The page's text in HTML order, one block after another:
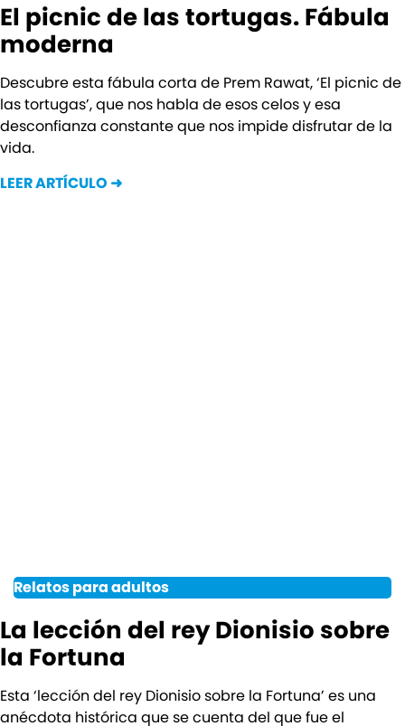
El picnic de las tortugas. Fábula
moderna
Descubre esta fábula corta de Prem Rawat, ‘El picnic de
las tortugas’, que nos habla de esos celos y esa
desconfianza constante que nos impide disfrutar de la
vida.
LEER ARTÍCULO ➜
Relatos para adultos
La lección del rey Dionisio sobre
la Fortuna
Esta ‘lección del rey Dionisio sobre la Fortuna’ es una
anécdota histórica que se cuenta del que fue el